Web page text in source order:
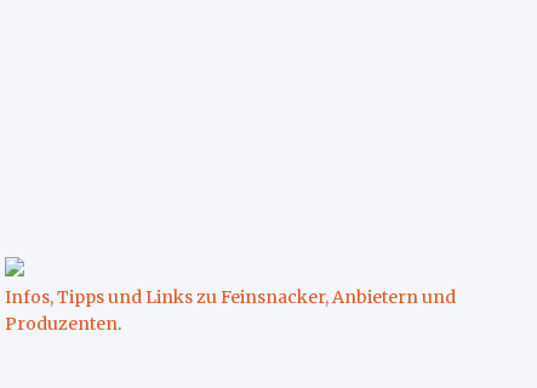
Infos, Tipps und Links zu Feinsnacker, Anbietern und
Produzenten.